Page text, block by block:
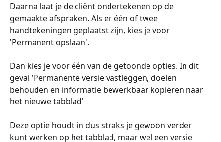
Daarna laat je de cliënt ondertekenen op de
gemaakte afspraken. Als er één of twee
handtekeningen geplaatst zijn, kies je voor
'Permanent opslaan'.
Dan kies je voor één van de getoonde opties. In dit
geval 'Permanente versie vastleggen, doelen
behouden en informatie bewerkbaar kopiëren naar
het nieuwe tabblad'
Deze optie houdt in dus straks je gewoon verder
kunt werken op het tabblad, maar wel een versie